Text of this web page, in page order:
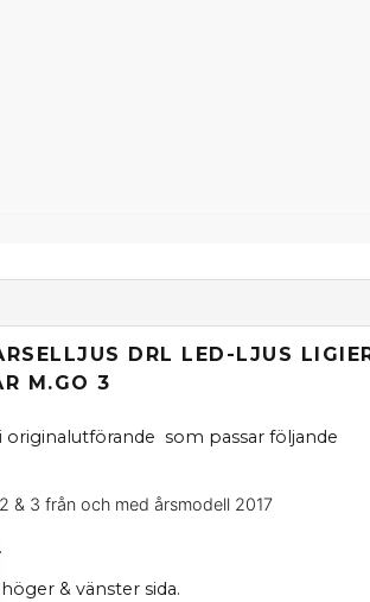
DRL LED-LJUS
M.GO 3
originalutförande som passar följande
& 3 från och med årsmodell 2017
& vänster sida.